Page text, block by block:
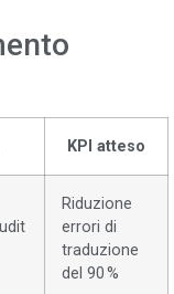
KPI atteso
Riduzione
errori di
traduzione
del 90 %